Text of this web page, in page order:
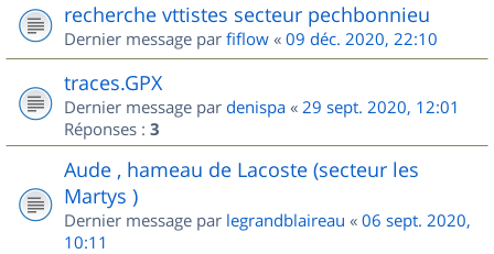
recherche vttistes secteur pechbonnieu
Dernier message par fiflow « 09 déc. 2020, 22:10
traces.GPX
Dernier message par denispa « 29 sept. 2020, 12:01
Réponses : 3
Aude , hameau de Lacoste (secteur les
Martys )
Dernier message par legrandblaireau « 06 sept. 2020,
10:11